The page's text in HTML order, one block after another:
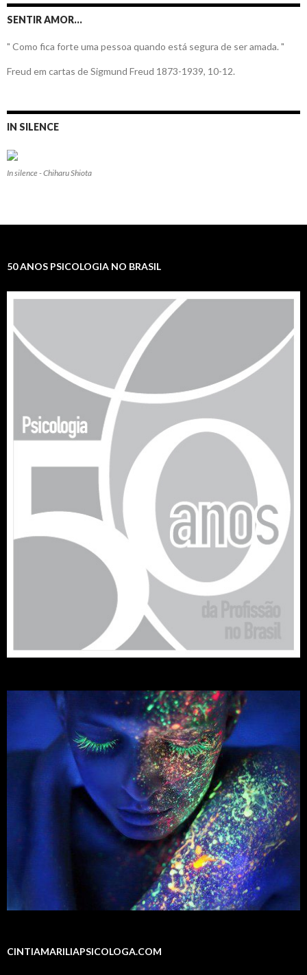
SENTIR AMOR…
" Como fica forte uma pessoa quando está segura de ser amada. "
Freud em cartas de Sigmund Freud 1873-1939, 10-12.
IN SILENCE
In silence - Chiharu Shiota
50 ANOS PSICOLOGIA NO BRASIL
CINTIAMARILIAPSICOLOGA.COM